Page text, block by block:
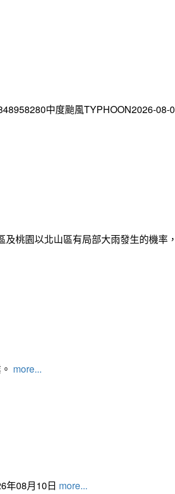
中度颱風TYPHOON2026-
桃園以北山區有局部大雨發生的機
more...
年08月10日 more...